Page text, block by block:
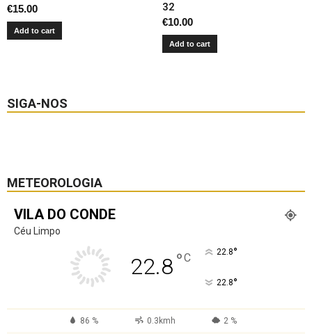
€15.00
Add to cart
32
€10.00
Add to cart
SIGA-NOS
METEOROLOGIA
VILA DO CONDE
Céu Limpo
22.8°C 22.8°
22.8°
86 % 0.3kmh 2 %